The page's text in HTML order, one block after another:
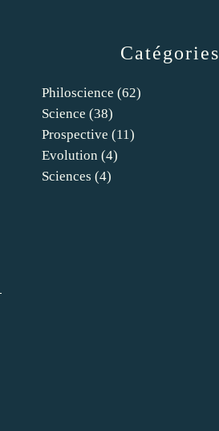
Catégories
Philoscience (62)
Science (38)
Prospective (11)
Evolution (4)
Sciences (4)